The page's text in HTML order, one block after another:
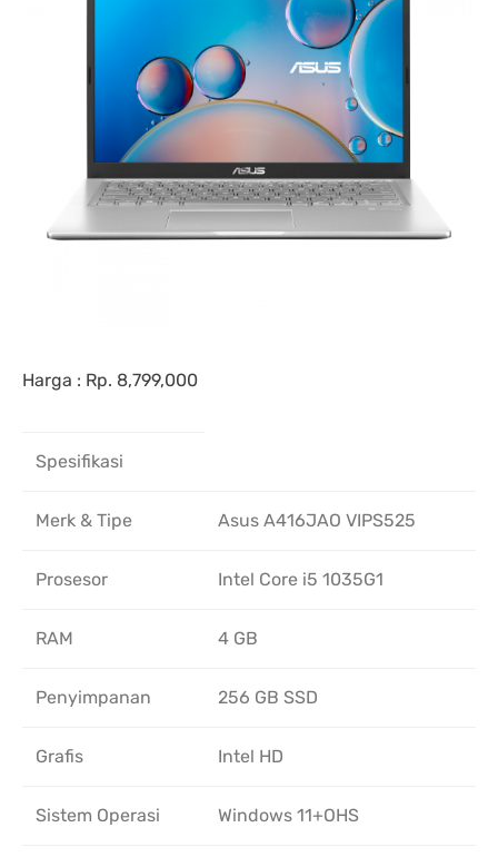
Harga : Rp. 8,799,000
Spesifikasi
Merk & Tipe Asus A416JAO VIPS525
Prosesor Intel Core i5 1035G1
RAM 4 GB
Penyimpanan 256 GB SSD
Grafis Intel HD
Sistem Operasi Windows 11+OHS